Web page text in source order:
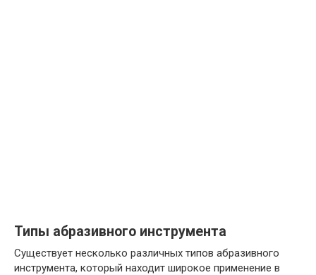
Типы абразивного инструмента
Существует несколько различных типов абразивного
инструмента, который находит широкое применение в